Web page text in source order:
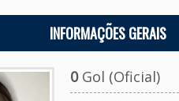
INFORMAÇÕES GERAIS
0Gol (Oficial)